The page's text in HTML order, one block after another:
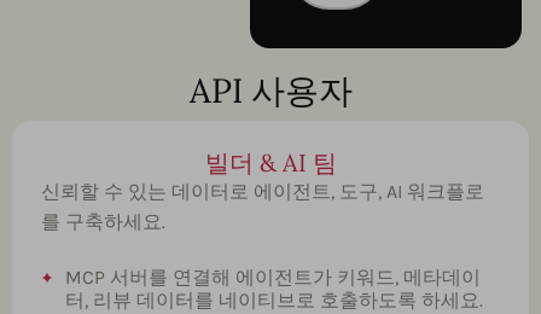
API 사용자
빌더 & AI 팀
신뢰할 수 있는 데이터로 에이전트, 도구, AI 워크플로
를 구축하세요.
MCP 서버를 연결해 에이전트가 키워드, 메타데이
터, 리뷰 데이터를 네이티브로 호출하도록 하세요.